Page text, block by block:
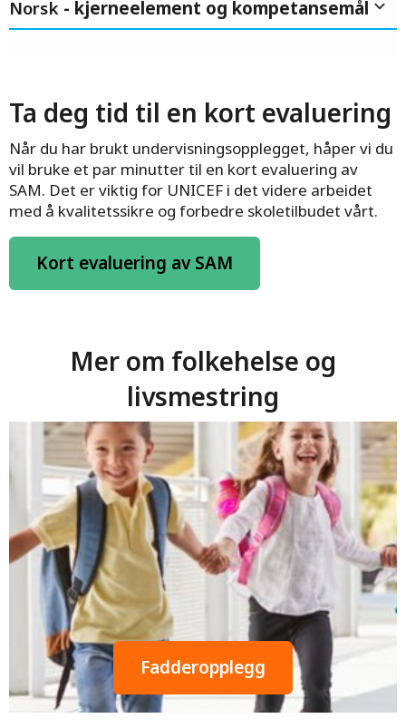
Norsk - kjerneelement og kompetansemål
Ta deg tid til en kort evaluering
Når du har brukt undervisningsopplegget, håper vi du
vil bruke et par minutter til en kort evaluering av
SAM. Det er viktig for UNICEF i det videre arbeidet
med å kvalitetssikre og forbedre skoletilbudet vårt.
Kort evaluering av SAM
Mer om folkehelse og
livsmestring
Fadderopplegg